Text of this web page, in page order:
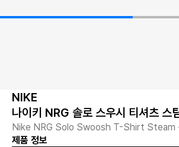
NIKE
나이키 NRG 솔로 스우시 티셔츠 스
Nike NRG Solo Swoosh T-Shirt Steam
제품 정보